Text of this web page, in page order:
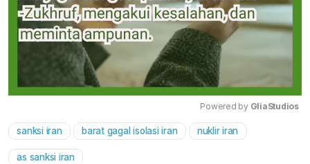
Powered by GliaStudios
sanksi iran barat gagal isolasi iran nuklir iran
as sanksi iran